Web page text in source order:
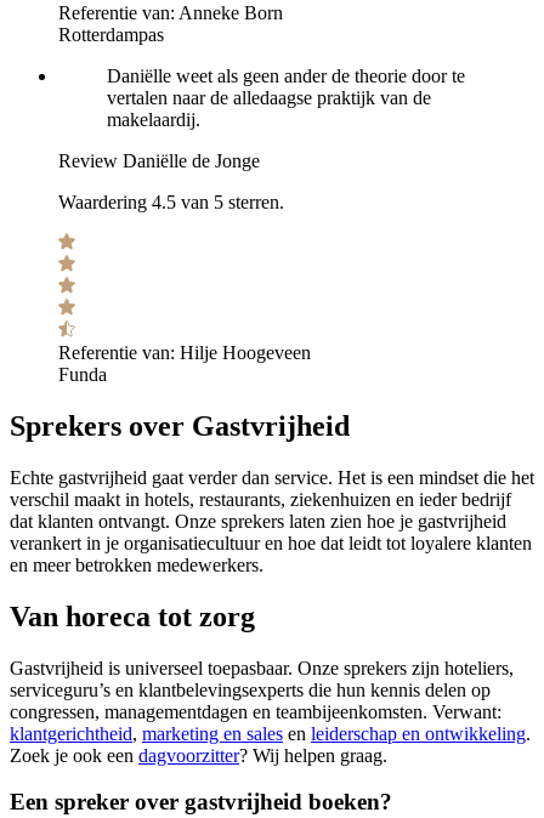
Referentie van: Anneke Born
Rotterdampas
Daniëlle weet als geen ander de theorie door te
vertalen naar de alledaagse praktijk van de
makelaardij.
Review Daniëlle de Jonge
Waardering 4.5 van 5 sterren.
Referentie van: Hilje Hoogeveen
Funda
Sprekers over Gastvrijheid
Echte gastvrijheid gaat verder dan service. Het is een mindset die het
verschil maakt in hotels, restaurants, ziekenhuizen en ieder bedrijf
dat klanten ontvangt. Onze sprekers laten zien hoe je gastvrijheid
verankert in je organisatiecultuur en hoe dat leidt tot loyalere klanten
en meer betrokken medewerkers.
Van horeca tot zorg
Gastvrijheid is universeel toepasbaar. Onze sprekers zijn hoteliers,
serviceguru’s en klantbelevingsexperts die hun kennis delen op
congressen, managementdagen en teambijeenkomsten. Verwant:
klantgerichtheid, marketing en sales en leiderschap en ontwikkeling.
Zoek je ook een dagvoorzitter? Wij helpen graag.
Een spreker over gastvrijheid boeken?